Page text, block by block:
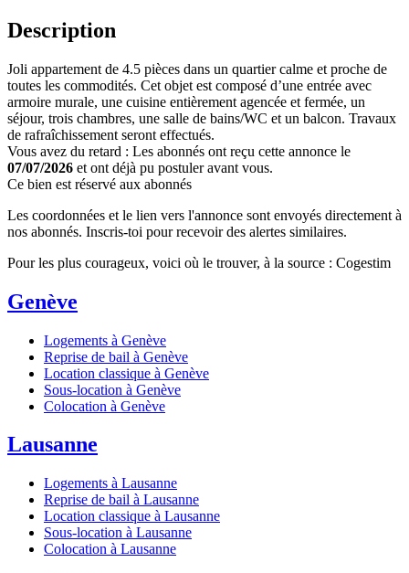
Description
Joli appartement de 4.5 pièces dans un quartier calme et proche de
toutes les commodités. Cet objet est composé d’une entrée avec
armoire murale, une cuisine entièrement agencée et fermée, un
séjour, trois chambres, une salle de bains/WC et un balcon. Travaux
de rafraîchissement seront effectués.
Vous avez du retard : Les abonnés ont reçu cette annonce le
07/07/2026 et ont déjà pu postuler avant vous.
Ce bien est réservé aux abonnés
Les coordonnées et le lien vers l'annonce sont envoyés directement à
nos abonnés. Inscris-toi pour recevoir des alertes similaires.
Pour les plus courageux, voici où le trouver, à la source : Cogestim
Genève
Logements à Genève
Reprise de bail à Genève
Location classique à Genève
Sous-location à Genève
Colocation à Genève
Lausanne
Logements à Lausanne
Reprise de bail à Lausanne
Location classique à Lausanne
Sous-location à Lausanne
Colocation à Lausanne